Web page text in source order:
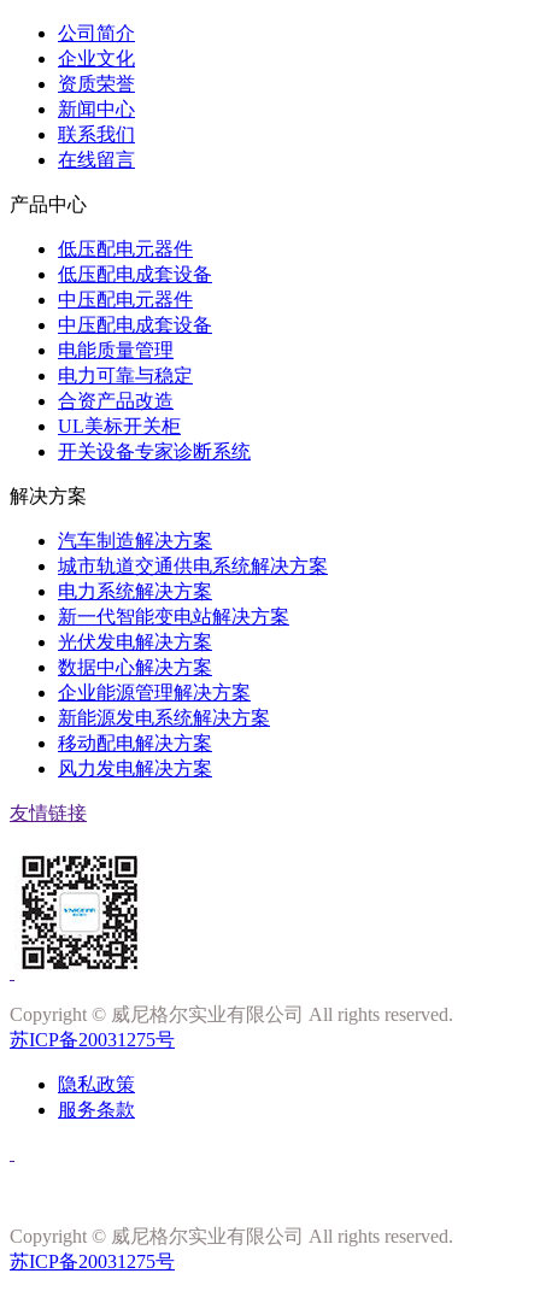
公司简介
企业文化
资质荣誉
新闻中心
联系我们
在线留言
产品中心
低压配电元器件
低压配电成套设备
中压配电元器件
中压配电成套设备
电能质量管理
电力可靠与稳定
合资产品改造
UL美标开关柜
开关设备专家诊断系统
解决方案
汽车制造解决方案
城市轨道交通供电系统解决方案
电力系统解决方案
新一代智能变电站解决方案
光伏发电解决方案
数据中心解决方案
企业能源管理解决方案
新能源发电系统解决方案
移动配电解决方案
风力发电解决方案
友情链接
Copyright © 威尼格尔实业有限公司 All rights reserved.
苏ICP备20031275号
隐私政策
服务条款
Copyright © 威尼格尔实业有限公司 All rights reserved.
苏ICP备20031275号